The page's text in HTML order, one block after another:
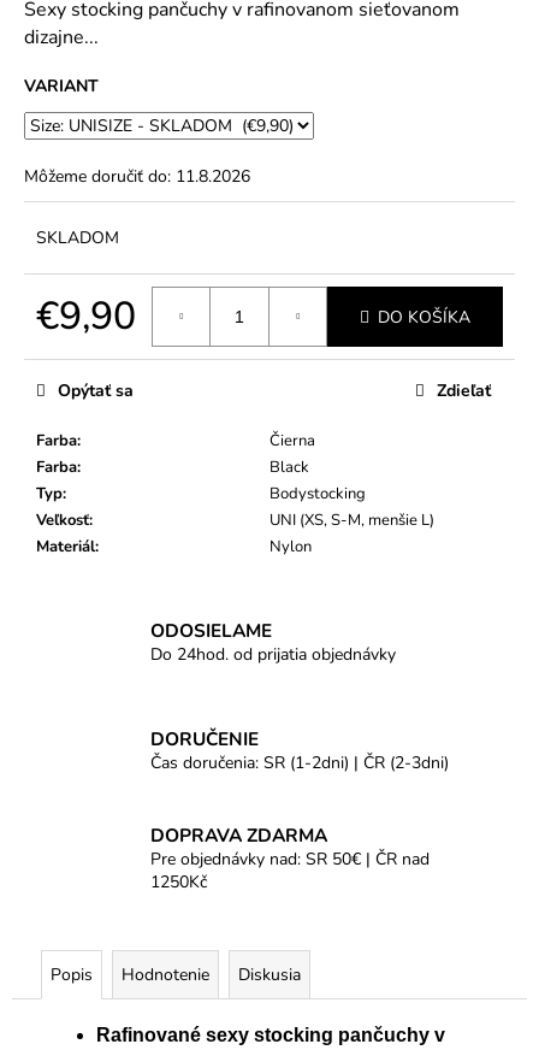
5
hviezdičiek.
Sexy stocking pančuchy v rafinovanom sieťovanom
dizajne...
VARIANT
Môžeme doručiť do: 11.8.2026
SKLADOM
€9,90 DO KOŠÍKA
Farba:
Čierna
Farba:
Black
Typ:
Bodystocking
Veľkosť:
UNI (XS, S-M, menšie L)
Materiál: Nylon
Opýtať sa Zdieľať
ODOSIELAME
Do 24hod. od prijatia objednávky
DORUČENIE
Čas doručenia: SR (1-2dni) | ČR (2-3dni)
DOPRAVA ZDARMA
Pre objednávky nad: SR 50€ | ČR nad
1250Kč
Popis Hodnotenie Diskusia
Rafinované sexy stocking pančuchy v
a
e